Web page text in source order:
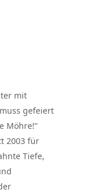
mit
gefeiert
Möhre!“
2003 für
Tiefe,